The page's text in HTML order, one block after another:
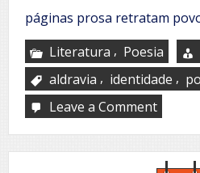
páginas prosa retratam
Literatura , Poesia
aldravia , identidade ,
Leave a Commenton
(4)